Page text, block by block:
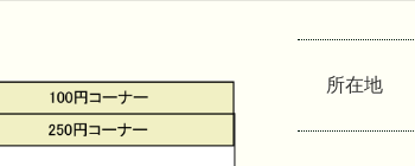
所在地